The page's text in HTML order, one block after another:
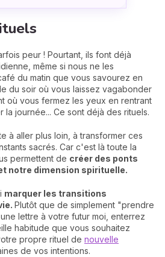
peur ! Pourtant, ils font déjà
même si nous ne les
du matin que vous savourez en
du soir où vous laissez vagabonder
où vous fermez les yeux en rentrant
journée... Ce sont déjà des rituels.
à aller plus loin, à transformer ces
sacrés. Car c'est là toute la
permettent de créer des ponts
notre dimension spirituelle.
marquer les transitions
Plutôt que de simplement "prendre
lettre à votre futur moi, enterrez
habitude que vous souhaitez
propre rituel de nouvelle
de vos intentions.